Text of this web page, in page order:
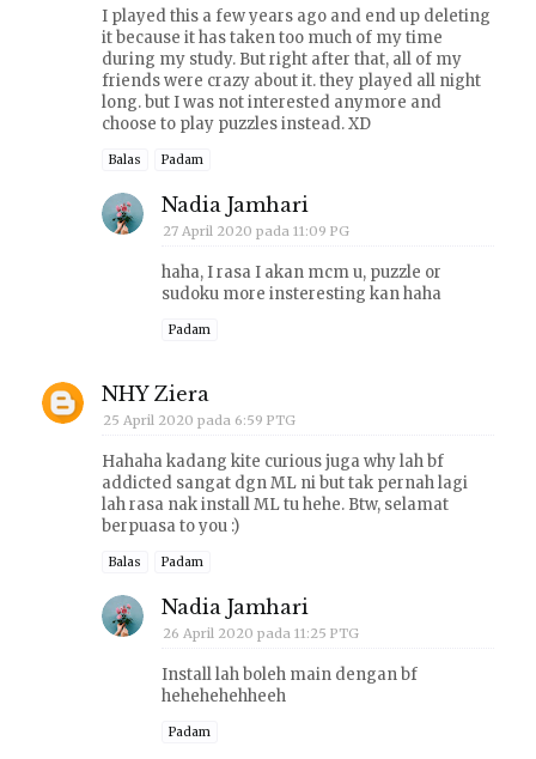
I played this a few years ago and end up deleting
it because it has taken too much of my time
during my study. But right after that, all of my
friends were crazy about it. they played all night
long. but I was not interested anymore and
choose to play puzzles instead. XD
Balas Padam
Nadia Jamhari
27 April 2020 pada 11:09 PG
haha, I rasa I akan mcm u, puzzle or
sudoku more insteresting kan haha
Padam
NHY Ziera
25 April 2020 pada 6:59 PTG
Hahaha kadang kite curious juga why lah bf
addicted sangat dgn ML ni but tak pernah lagi
lah rasa nak install ML tu hehe. Btw, selamat
berpuasa to you :)
Balas Padam
Nadia Jamhari
26 April 2020 pada 11:25 PTG
Install lah boleh main dengan bf
hehehehehheeh
Padam